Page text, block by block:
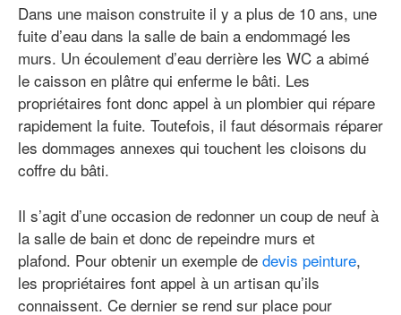
Dans une maison construite il y a plus de 10 ans, une
fuite d’eau dans la salle de bain a endommagé les
murs. Un écoulement d’eau derrière les WC a abimé
le caisson en plâtre qui enferme le bâti. Les
propriétaires font donc appel à un plombier qui répare
rapidement la fuite. Toutefois, il faut désormais réparer
les dommages annexes qui touchent les cloisons du
coffre du bâti.
Il s’agit d’une occasion de redonner un coup de neuf à
la salle de bain et donc de repeindre murs et
plafond. Pour obtenir un exemple de devis peinture,
les propriétaires font appel à un artisan qu’ils
connaissent. Ce dernier se rend sur place pour